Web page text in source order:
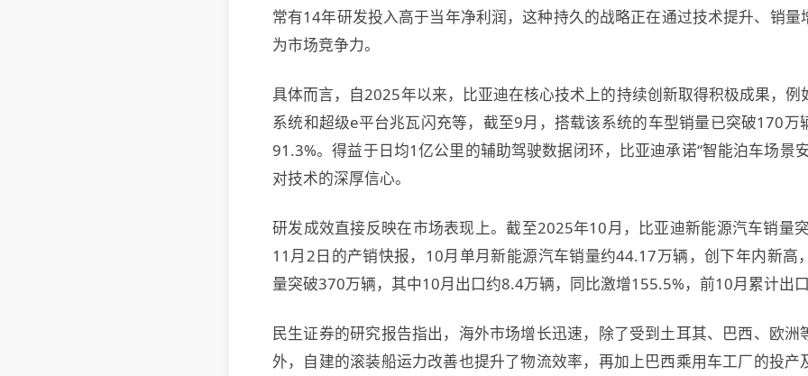
常有14年研发投入高于当年净利润，这种持久的战略正在通过技术提升、销量
为市场竞争力。
具体而言，自2025年以来，比亚迪在核心技术上的持续创新取得积极成果，例
系统和超级e平台兆瓦闪充等，截至9月，搭载该系统的车型销量已突破170万
91.3%。得益于日均1亿公里的辅助驾驶数据闭环，比亚迪承诺“智能泊车场景
对技术的深厚信心。
研发成效直接反映在市场表现上。截至2025年10月，比亚迪新能源汽车销量
11月2日的产销快报，10月单月新能源汽车销量约44.17万辆，创下年内新高
量突破370万辆，其中10月出口约8.4万辆，同比激增155.5%，前10月累计出
民生证券的研究报告指出，海外市场增长迅速，除了受到土耳其、巴西、欧洲
外，自建的滚装船运力改善也提升了物流效率，再加上巴西乘用车工厂的投产